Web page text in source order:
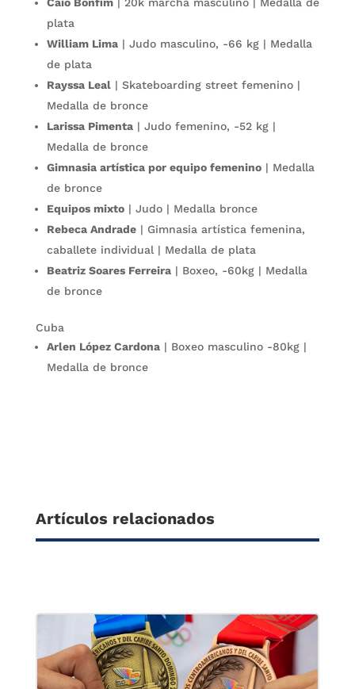
plata
William Lima| Judo masculino, -66 kg | Medalla
de plata
Rayssa Leal| Skateboarding street femenino |
Medalla de bronce
Larissa Pimenta| Judo femenino, -52 kg |
Medalla de bronce
Gimnasia artística por equipo femenino| Medalla
de bronce
Equipos mixto| Judo | Medalla bronce
Rebeca Andrade| Gimnasia artística femenina,
caballete individual | Medalla de plata
Beatriz Soares Ferreira| Boxeo, -60kg | Medalla
de bronce
Cuba
Arlen López Cardona| Boxeo masculino -80kg |
Medalla de bronce
Artículos relacionados